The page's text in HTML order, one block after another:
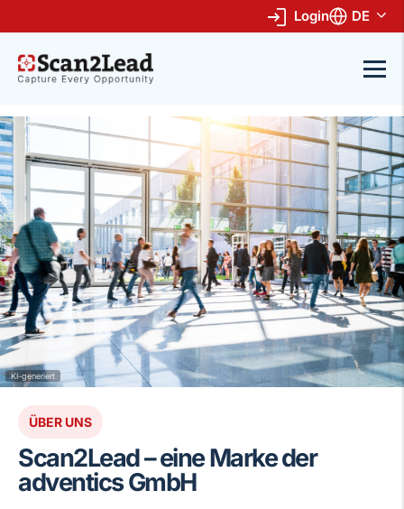
Login DE
ÜBER UNS
Scan2Lead – eine Marke der
adventics GmbH
KI-generiert